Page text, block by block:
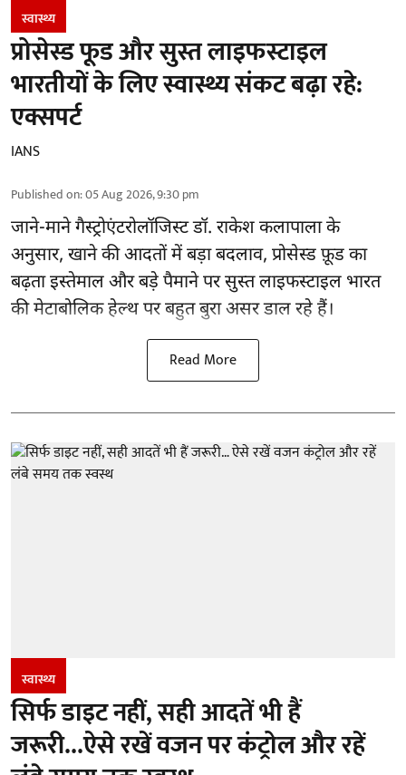
स्वास्थ्य
प्रोसेस्ड फूड और सुस्त लाइफस्टाइल
भारतीयों के लिए स्वास्थ्य संकट बढ़ा रहे:
एक्सपर्ट
IANS
Published on:05 Aug 2026, 9:30 pm
जाने-माने गैस्ट्रोएंटरोलॉजिस्ट डॉ. राकेश कलापाला के
अनुसार, खाने की आदतोंमें बड़ा बदलाव, प्रोसेस्ड फ़ूड का
बढ़ता इस्तेमाल और बड़े पैमाने पर सुस्त लाइफस्टाइल भारत
की मेटाबोलिक हेल्थ पर बहुत बुरा असर डाल रहे हैं।
Read More
स्वास्थ्य
सिर्फ डाइट नहीं, सही आदतें भी हैं
जरूरी...ऐसे रखें वजन पर कंट्रोल और रहें